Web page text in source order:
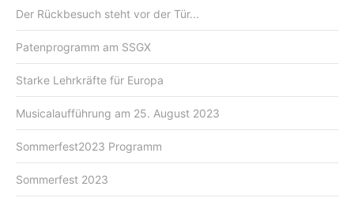
Der Rückbesuch steht vor der Tür...
Patenprogramm am SSGX
Starke Lehrkräfte für Europa
Musicalaufführung am 25. August 2023
Sommerfest2023 Programm
Sommerfest 2023